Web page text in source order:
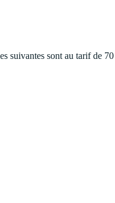
suivantes sont au tarif de 70